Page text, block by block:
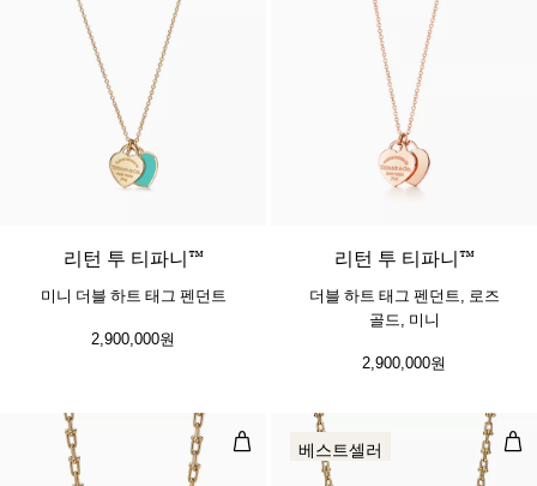
2 소재
리턴 투 티파니™
미니 더블 하트 태그 펜던트
2,900,000원
리턴 투 티파니™
더블 하트 태그 펜던트, 로즈
골드, 미니
2,900,000원
미디엄 링크 네크리스, 옐로우 골드
마
베스트셀러